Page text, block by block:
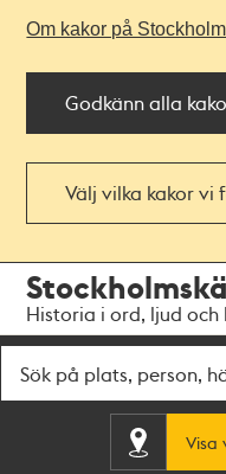
Om kakor på
Godkänn alla
Välj vilka kakor vi
navigationen
huvudinnehållet
Historia i ord, ljud och
Visa